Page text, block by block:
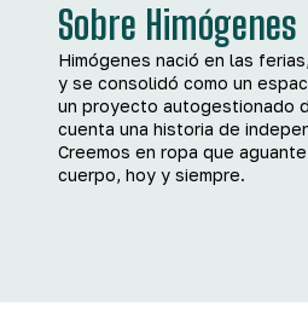
Sobre Himógenes
Himógenes nació en las
y se consolidó como un
un proyecto autogestionado
cuenta una historia de
Creemos en ropa que
cuerpo, hoy y siempre.